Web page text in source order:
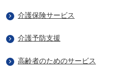
介護保険サービス
介護予防支援
高齢者のためのサービス